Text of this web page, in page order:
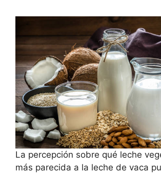
La percepción sobre qué leche
más parecida a la leche de vaca